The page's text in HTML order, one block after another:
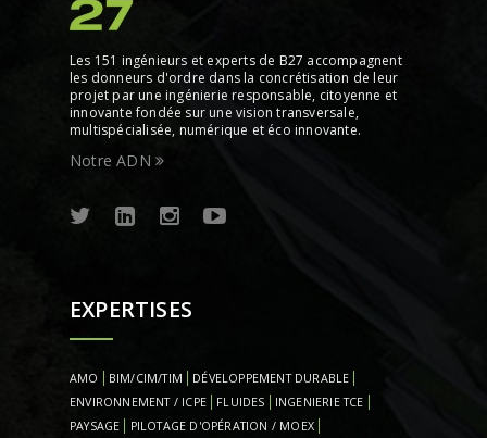
Les 151 ingénieurs et experts de B27 accompagnent
les donneurs d'ordre dans la concrétisation de leur
projet par une ingénierie responsable, citoyenne et
innovante fondée sur une vision transversale,
multispécialisée, numérique et éco innovante.
Notre ADN
EXPERTISES
AMO BIM/CIM/TIM
DÉVELOPPEMENT DURABLE
ENVIRONNEMENT / ICPE
FLUIDES
INGENIERIE TCE
PAYSAGE
PILOTAGE D'OPÉRATION / MOEX